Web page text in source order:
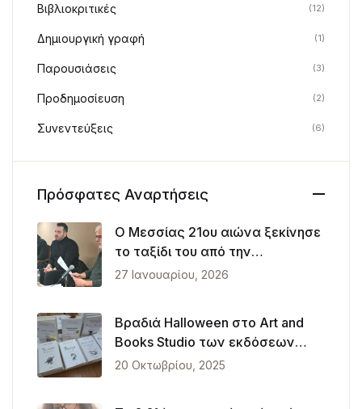
Βιβλιοκριτικές (12)
Δημιουργική γραφή (1)
Παρουσιάσεις (3)
Προδημοσίευση (2)
Συνεντεύξεις (6)
Πρόσφατες Αναρτήσεις
Ο Μεσσίας 21ου αιώνα ξεκίνησε
το ταξίδι του από την
Θεσσαλονίκη
27 Ιανουαρίου, 2026
Βραδιά Halloween στο Art and
Books Studio των εκδόσεων
Λυκόφως
20 Οκτωβρίου, 2025